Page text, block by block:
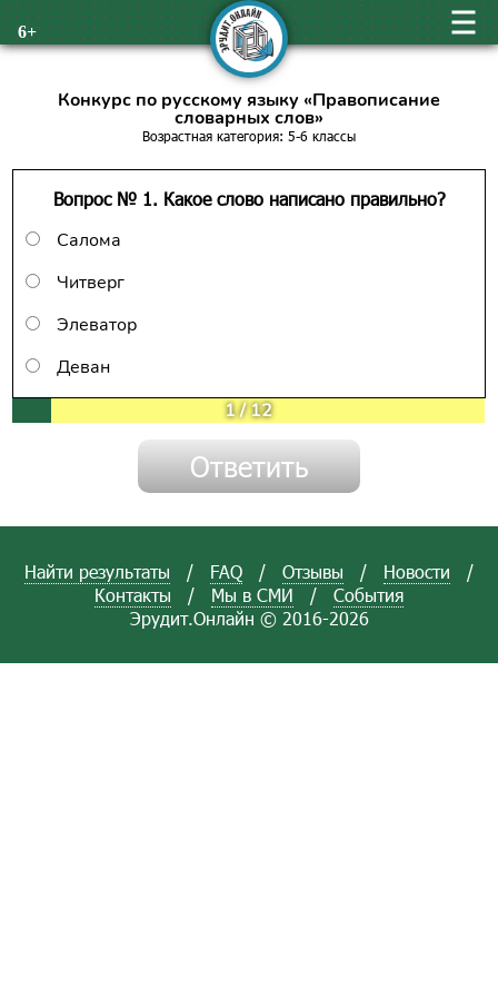
6+
Конкурс по русскому языку «Правописание
словарных слов»
Возрастная категория: 5-6 классы
Вопрос № 1. Какое слово написано правильно?
Салома
Читверг
Элеватор
Деван
1/12
Найти результаты / FAQ / Отзывы / Новости
/
Контакты
/ Мы в СМИ /
События
Эрудит.Онлайн © 2016-2026